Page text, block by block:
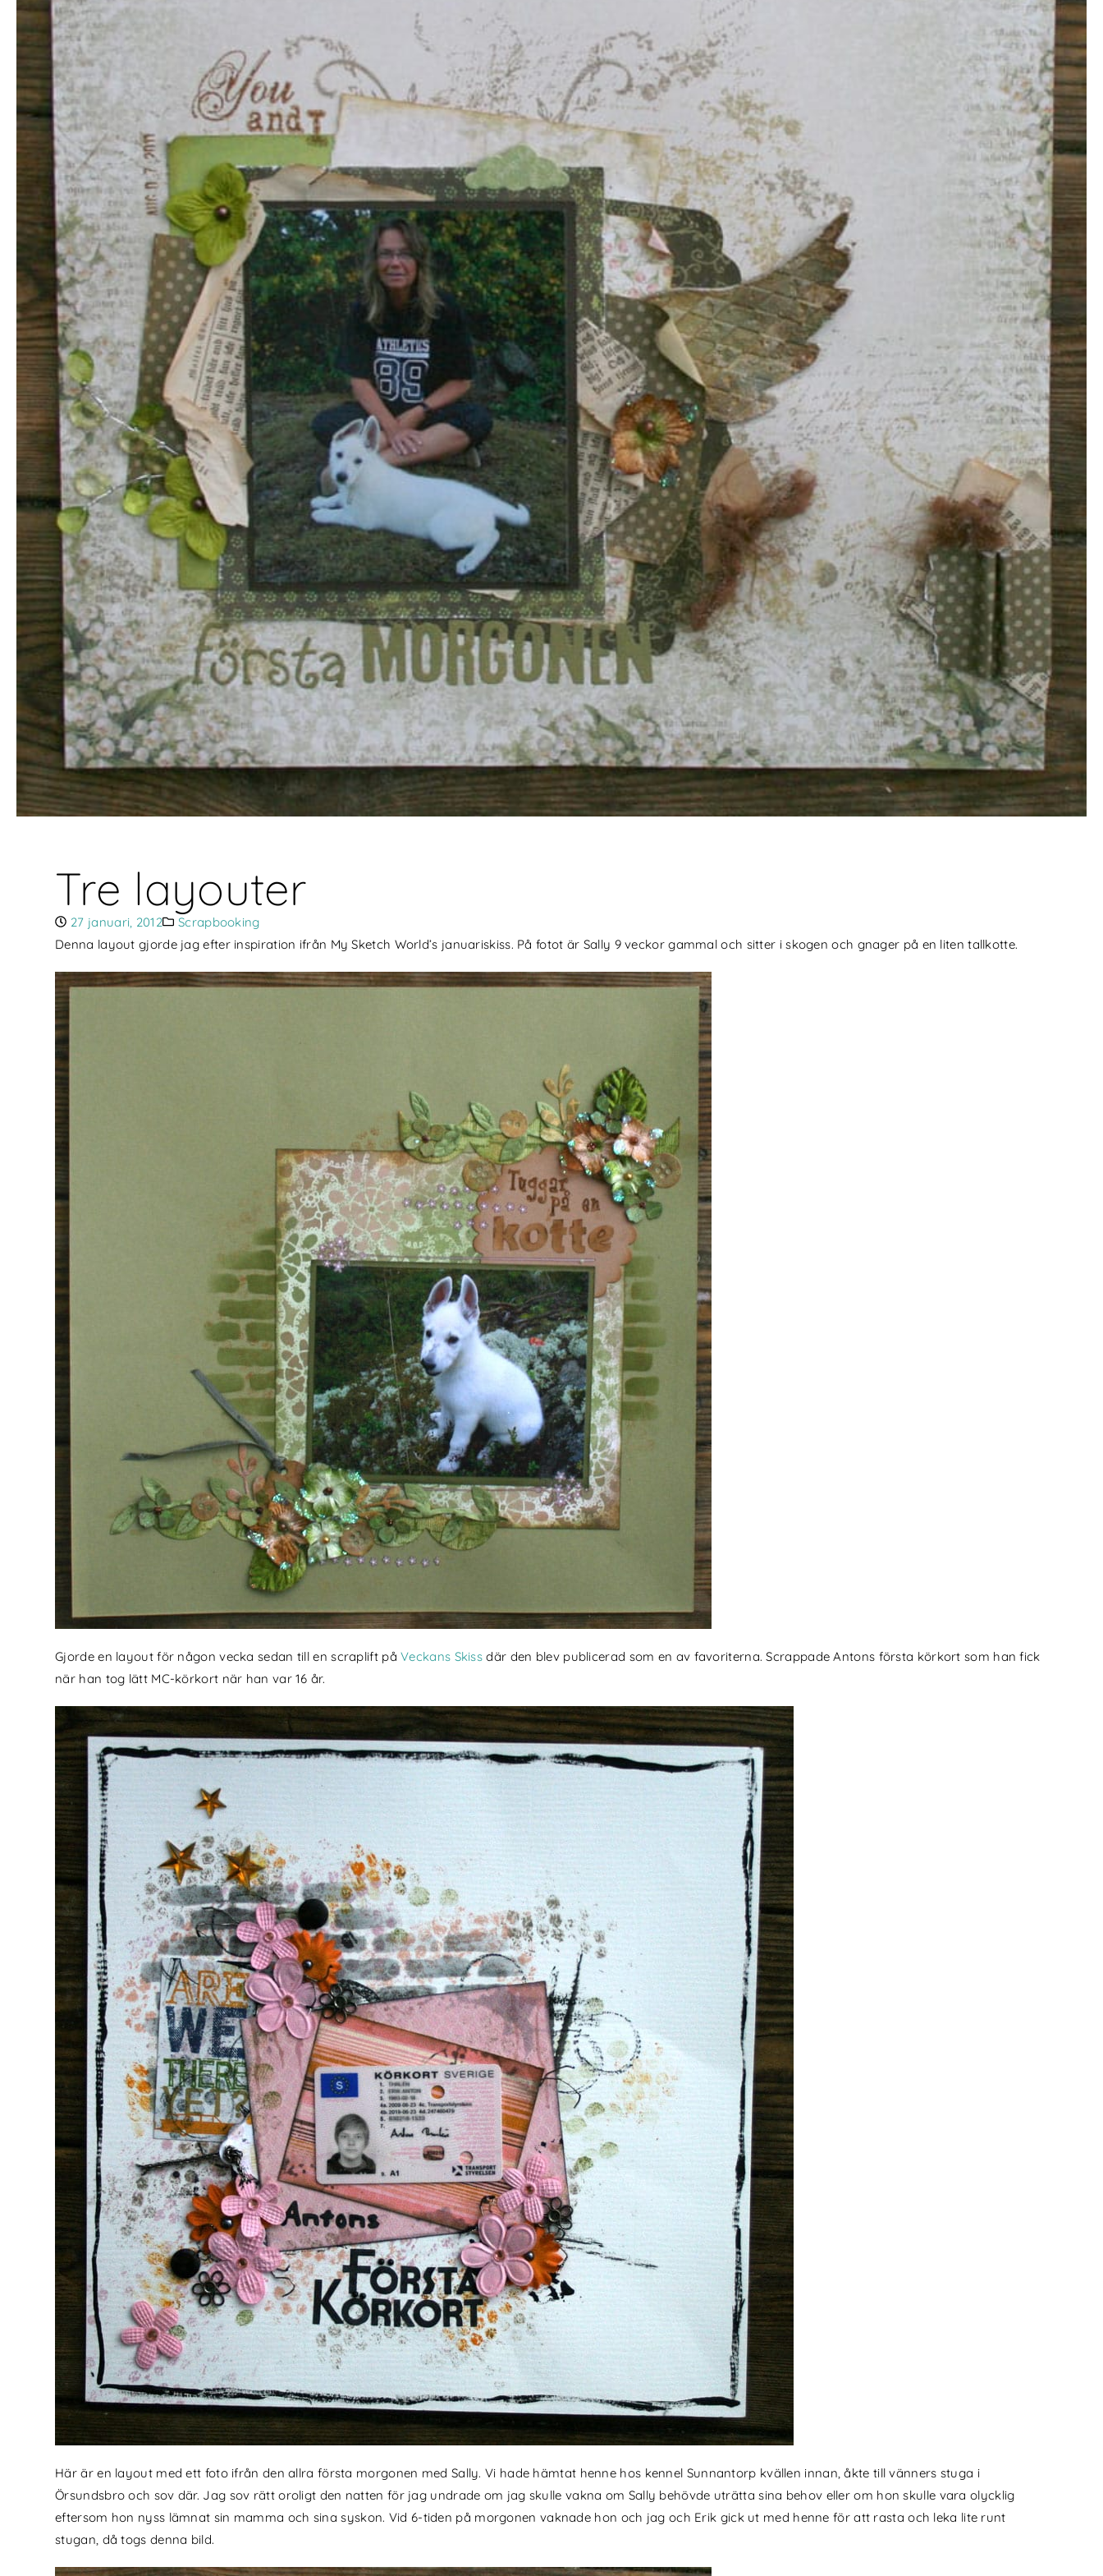
Tre layouter
27 januari, 2012
Scrapbooking
Denna layout gjorde jag efter inspiration ifrån My Sketch World’s januariskiss. På fotot är Sally 9 veckor gammal och sitter i skogen och gnager på en liten tallkotte.
Gjorde en layout för någon vecka sedan till en scraplift påVeckans Skiss där den blev publicerad som en av favoriterna. Scrappade Antons första körkort som han fick
när han tog lätt MC-körkort när han var 16 år.
Här är en layout med ett foto ifrån den allra första morgonen med Sally. Vi hade hämtat henne hos kennel Sunnantorp kvällen innan, åkte till vänners stuga i
Örsundsbro och sov där. Jag sov rätt oroligt den natten för jag undrade om jag skulle vakna om Sally behövde uträtta sina behov eller om hon skulle vara olycklig
eftersom hon nyss lämnat sin mamma och sina syskon. Vid 6-tiden på morgonen vaknade hon och jag och Erik gick ut med henne för att rasta och leka lite runt
stugan, då togs denna bild.